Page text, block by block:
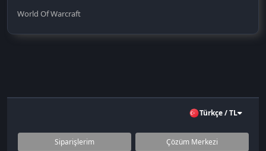
World Of Warcraft
Türkçe / TL
Siparişlerim Çözüm Merkezi